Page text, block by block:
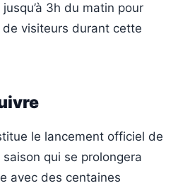
3h du matin pour
visiteurs durant cette
le lancement officiel de
saison qui se prolongera
avec des centaines